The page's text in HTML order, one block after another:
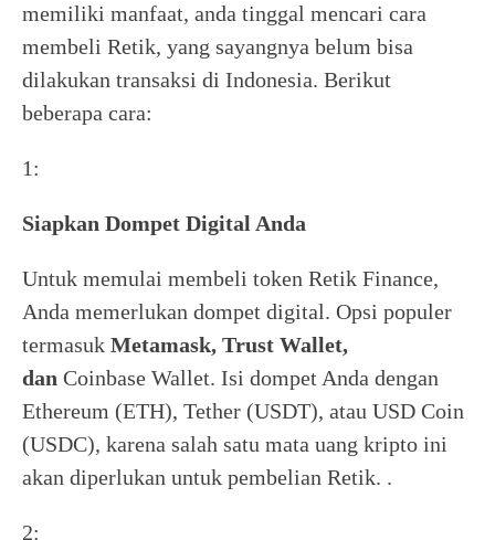
memiliki manfaat, anda tinggal mencari cara
membeli Retik, yang sayangnya belum bisa
dilakukan transaksi di Indonesia. Berikut
beberapa cara:
1:
Siapkan Dompet Digital Anda
Untuk memulai membeli token Retik Finance,
Anda memerlukan dompet digital. Opsi populer
termasuk Metamask, Trust Wallet,
dan Coinbase Wallet. Isi dompet Anda dengan
Ethereum (ETH), Tether (USDT), atau USD Coin
(USDC), karena salah satu mata uang kripto ini
akan diperlukan untuk pembelian Retik. .
2: